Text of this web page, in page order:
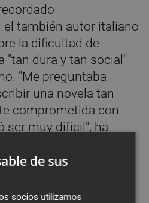
también autor italiano
la dificultad de
"tan dura y tan social"
"Me preguntaba
una novela tan
comprometida con
ser muy difícil", ha
que recientemente
lo malo', de Javier
de sus
socios utilizamos